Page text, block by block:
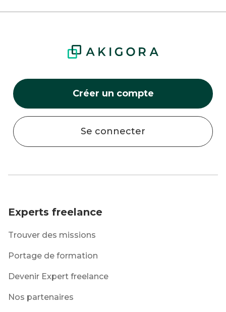
Créer un compte
Se connecter
Experts freelance
Trouver des missions
Portage de formation
Devenir Expert freelance
Nos partenaires